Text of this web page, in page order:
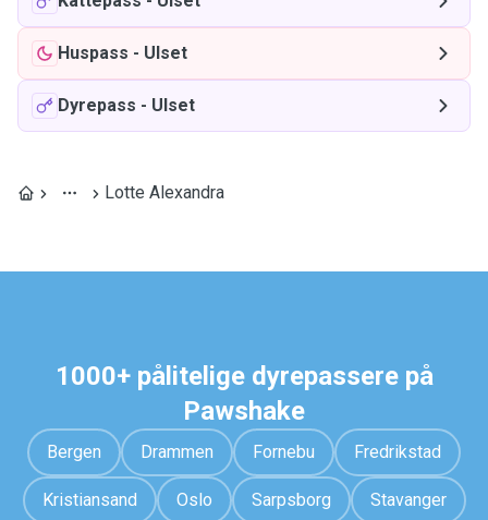
Huspass - Ulset
Dyrepass - Ulset
Lotte Alexandra
1000+ pålitelige dyrepassere på
Pawshake
Bergen Drammen Fornebu Fredrikstad
Kristiansand Oslo Sarpsborg Stavanger